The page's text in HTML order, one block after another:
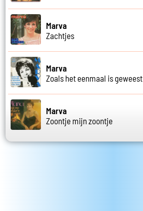
Marva
Zachtjes
Marva
Zoals het eenmaal is geweest
Marva
Zoontje mijn zoontje